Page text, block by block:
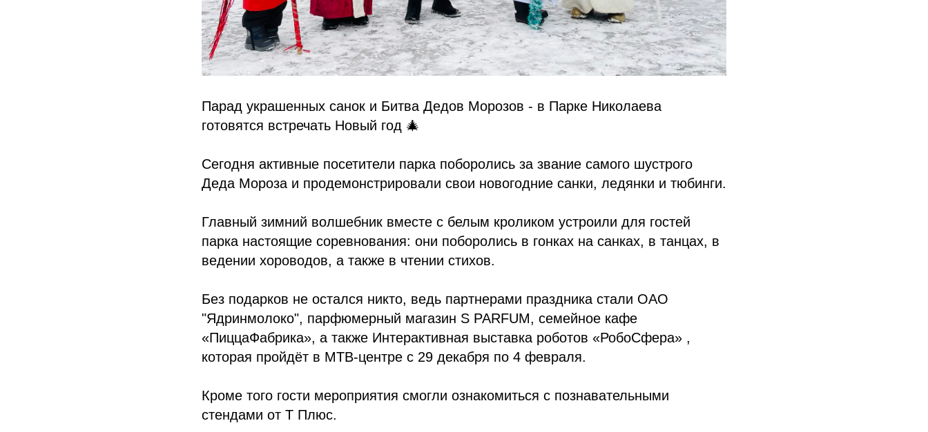
Парад украшенных санок и Битва Дедов Морозов - в Парке Николаева
готовятся встречать Новый год 🎄
Сегодня активные посетители парка поборолись за звание самого шустрого
Деда Мороза и продемонстрировали свои новогодние санки, ледянки и тюбинги.
Главный зимний волшебник вместе с белым кроликом устроили для гостей
парка настоящие соревнования: они поборолись в гонках на санках, в танцах, в
ведении хороводов, а также в чтении стихов.
Без подарков не остался никто, ведь партнерами праздника стали ОАО
"Ядринмолоко", парфюмерный магазин S PARFUM, семейное кафе
«ПиццаФабрика», а также Интерактивная выставка роботов «РобоСфера» ,
которая пройдёт в МТВ-центре с 29 декабря по 4 февраля.
Кроме того гости мероприятия смогли ознакомиться с познавательными
стендами от Т Плюс.